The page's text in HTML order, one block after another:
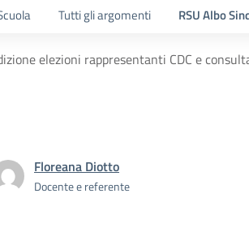
Tutti gli argomenti RSU Albo
elezioni rappresentanti CDC e
Floreana Diotto
Docente e referente